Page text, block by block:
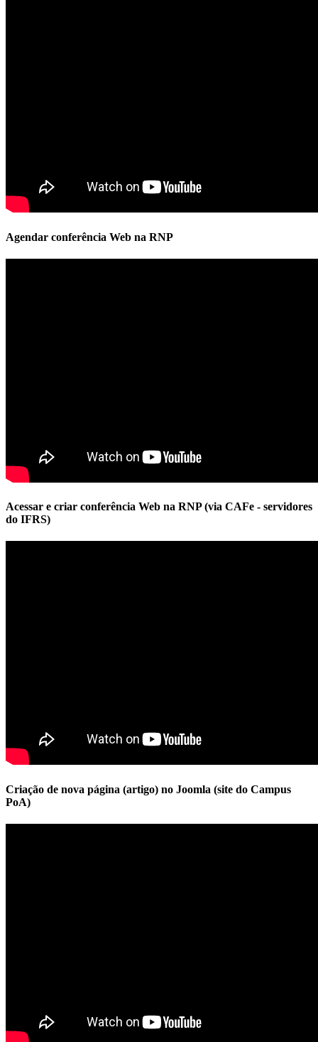
Agendar conferência Web na RNP
Acessar e criar conferência Web na RNP (via CAFe - servidores
do IFRS)
Criação de nova página (artigo) no Joomla (site do Campus
PoA)